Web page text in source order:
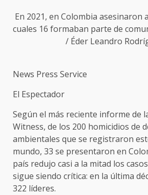
En 2021, en Colombia asesinaron
cuales 16 formaban parte de
/ Éder Leandro
News Press Service
El Espectador
Según el más reciente informe de
Witness, de los 200 homicidios de
ambientales que se registraron
mundo, 33 se presentaron en
país redujo casi a la mitad los
sigue siendo crítica: en la última
322 líderes.